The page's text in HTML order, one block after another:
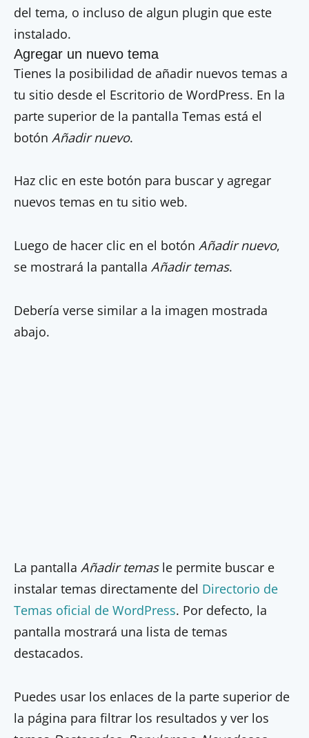
del tema, o incluso de algun plugin que este
instalado.
Agregar un nuevo tema
Tienes la posibilidad de añadir nuevos temas a
tu sitio desde el Escritorio de WordPress. En la
parte superior de la pantalla Temas está el
botón Añadir nuevo.
Haz clic en este botón para buscar y agregar
nuevos temas en tu sitio web.
Luego de hacer clic en el botón Añadir nuevo,
se mostrará la pantalla Añadir temas.
Debería verse similar a la imagen mostrada
abajo.
La pantalla Añadir temasle permite buscar e
instalar temas directamente del Directorio de
Temas oficial de WordPress. Por defecto, la
pantalla mostrará una lista de temas
destacados.
Puedes usar los enlaces de la parte superior de
la página para filtrar los resultados y ver los